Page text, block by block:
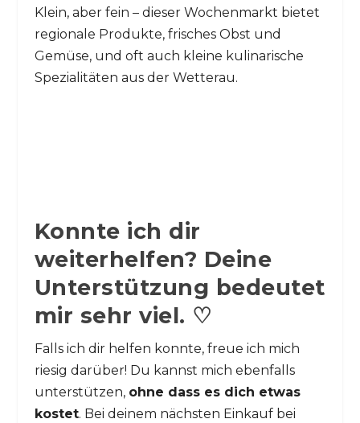
Klein, aber fein – dieser Wochenmarkt bietet
regionale Produkte, frisches Obst und
Gemüse, und oft auch kleine kulinarische
Spezialitäten aus der Wetterau.
Konnte ich dir
weiterhelfen? Deine
Unterstützung bedeutet
mir sehr viel. ♡
Falls ich dir helfen konnte, freue ich mich
riesig darüber! Du kannst mich ebenfalls
unterstützen, ohne dass es dich etwas
kostet. Bei deinem nächsten Einkauf bei